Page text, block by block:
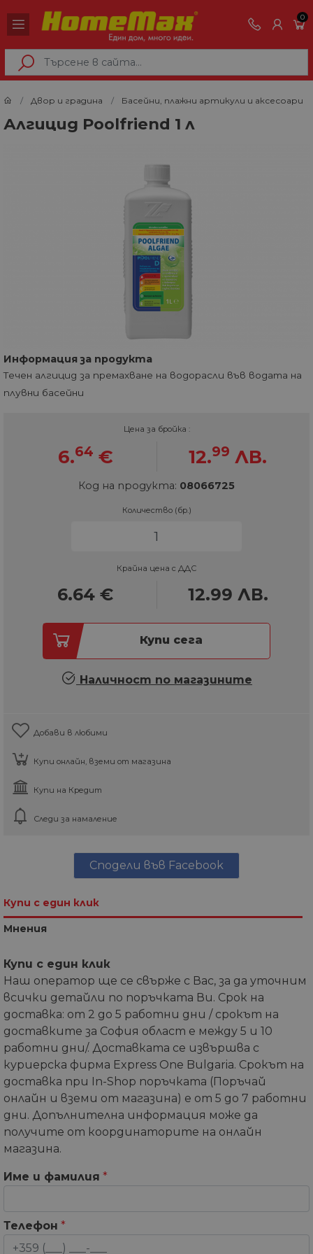
0
Двор и градина Басейни, плажни артикули и аксесоари
Алгицид Poolfriend 1 л
Информация за продукта
Течен алгицид за премахване на водорасли във водата на
плувни басейни
Цена за бройка :
6.64 € 12.99 ЛВ.
Код на продукта: 08066725
Количество (бр.)
Крайна цена с ДДС
6.64 € 12.99 ЛВ.
Купи сега
Наличност по магазините
Добави в любими
Купи онлайн, вземи от магазина
Купи на Кредит
Следи за намаление
Сподели във Facebook
Купи с един клик
Мнения
Купи с един клик
Наш оператор ще се свърже с Вас, за да уточним
всички детайли по поръчката Ви. Срок на
доставка: от 2 до 5 работни дни / срокът на
доставките за София област е между 5 и 10
работни дни/. Доставката се извършва с
куриерска фирма Express One Bulgaria. Срокът на
доставка при In-Shop поръчката (Поръчай
онлайн и вземи от магазина) е от 5 до 7 работни
дни. Допълнителна информация може да
получите от координаторите на онлайн
магазина.
Име и фамилия *
Телефон *